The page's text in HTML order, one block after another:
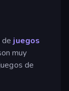
de juegos
muy
de